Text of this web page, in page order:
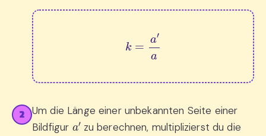
a
2
Um die Länge einer unbekannten Seite einer
Bildfigur
′zu berechnen, multiplizierst du die